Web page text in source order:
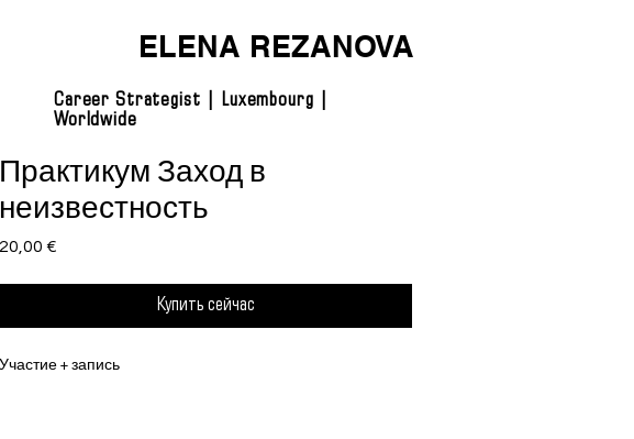
ELENA REZANOVA
Career Strategist | Luxembourg |
Worldwide
Практикум Заход в
неизвестность
20,00 €
Купить сейчас
Участие + запись